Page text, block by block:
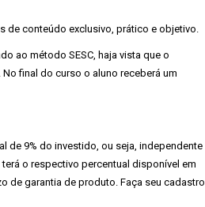
de conteúdo exclusivo, prático e objetivo.
ao método SESC, haja vista que o
final do curso o aluno receberá um
de 9% do investido, ou seja, independente
o respectivo percentual disponível em
de garantia de produto. Faça seu cadastro